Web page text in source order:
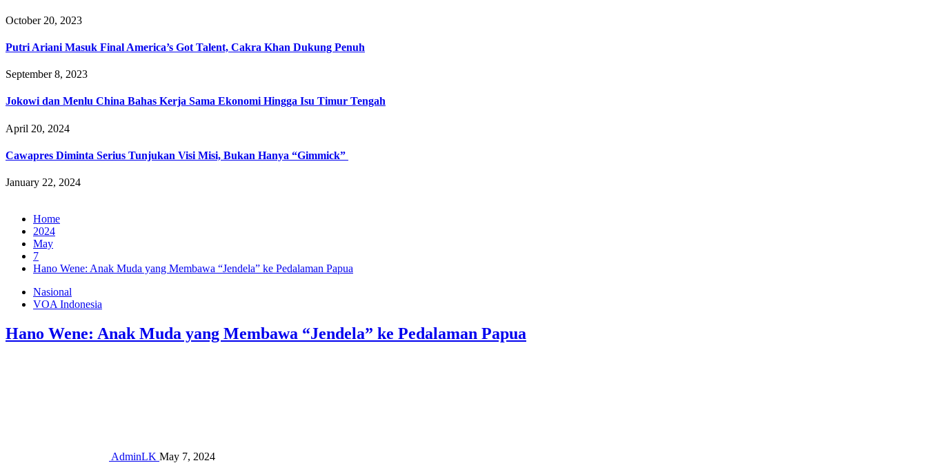
October 20, 2023
Putri Ariani Masuk Final America’s Got Talent, Cakra Khan Dukung Penuh
September 8, 2023
Jokowi dan Menlu China Bahas Kerja Sama Ekonomi Hingga Isu Timur Tengah
April 20, 2024
Cawapres Diminta Serius Tunjukan Visi Misi, Bukan Hanya “Gimmick”
January 22, 2024
Home
2024
May
7
Hano Wene: Anak Muda yang Membawa “Jendela” ke Pedalaman Papua
Nasional
VOA Indonesia
Hano Wene: Anak Muda yang Membawa “Jendela” ke Pedalaman Papua
AdminLK May 7, 2024